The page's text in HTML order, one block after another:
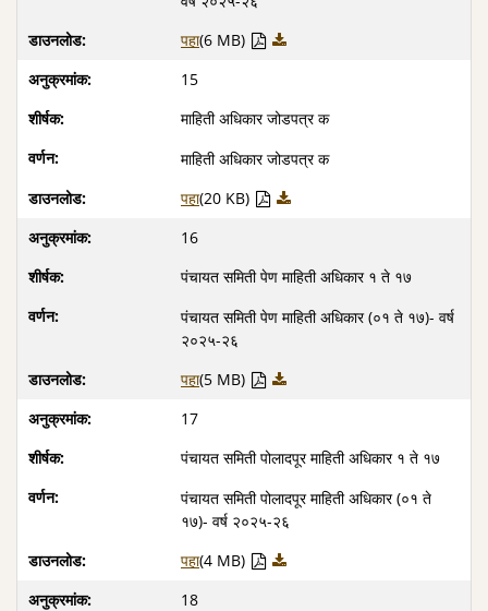
पहा(6 MB)
15
माहिती अधिकार जोडपत्र क
माहिती अधिकार जोडपत्र क
पहा(20 KB)
16
पंचायत समिती पेण माहिती अधिकार १ ते १७
पंचायत समिती पेण माहिती अधिकार (०१ ते १७)- वर्ष
२०२५-२६
पहा(5 MB)
17
पंचायत समिती पोलादपूर माहिती अधिकार १ ते १७
पंचायत समिती पोलादपूर माहिती अधिकार (०१ ते
१७)- वर्ष २०२५-२६
पहा(4 MB)
18